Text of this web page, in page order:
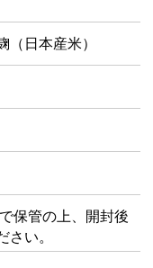
（日本産米）
保管の上、開封後
さい。